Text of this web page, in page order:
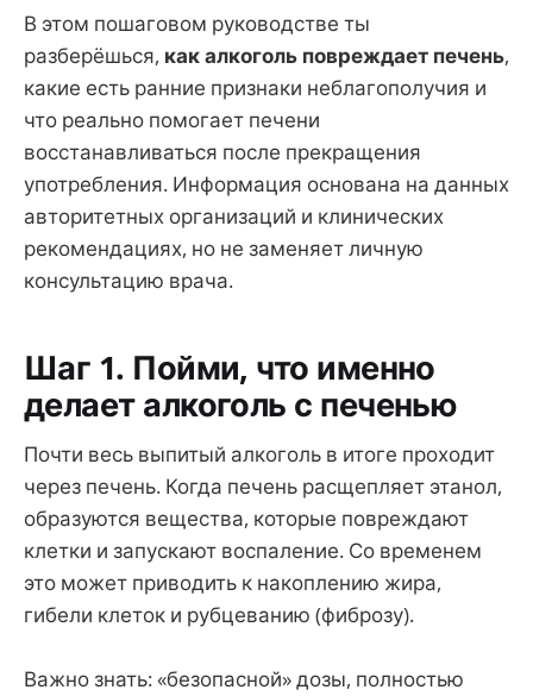
В этом пошаговом руководстве ты
разберёшься, как алкоголь повреждает печень,
какие есть ранние признаки неблагополучия и
что реально помогает печени
восстанавливаться после прекращения
употребления. Информация основана на данных
авторитетных организаций и клинических
рекомендациях, но не заменяет личную
консультацию врача.
Шаг 1. Пойми, что именно
делает алкоголь с печенью
Почти весь выпитый алкоголь в итоге проходит
через печень. Когда печень расщепляет этанол,
образуются вещества, которые повреждают
клетки и запускают воспаление. Со временем
это может приводить к накоплению жира,
гибели клеток и рубцеванию (фиброзу).
Важно знать: «безопасной» дозы, полностью